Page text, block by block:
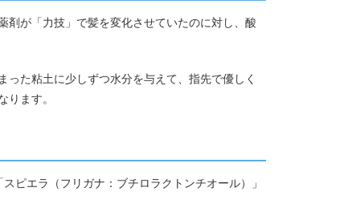
剤が「力技」で髪を変化させていたのに対し、酸
た粘土に少しずつ水分を与えて、指先で優しく
ます。
ピエラ（フリガナ：ブチロラクトンチオール）」